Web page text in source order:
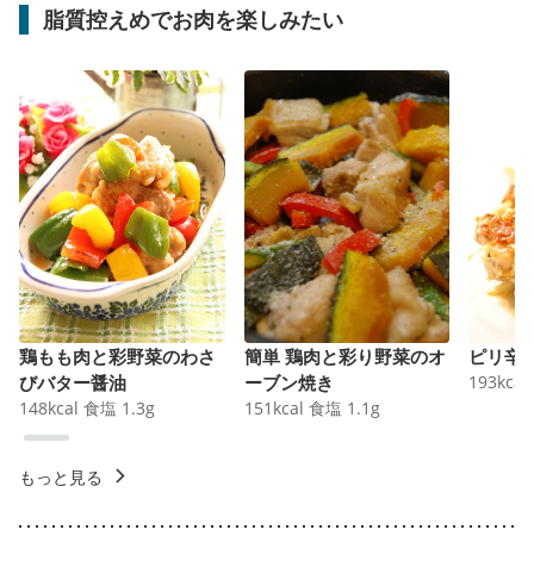
脂質控えめでお肉を楽しみたい
鶏もも肉と彩野菜のわさ
びバター醤油
148kcal 食塩 1.3g
簡単 鶏肉と彩り野菜のオ
ーブン焼き
151 kcal 食塩 1.1 g
ピリ辛
193kcal
もっと見る